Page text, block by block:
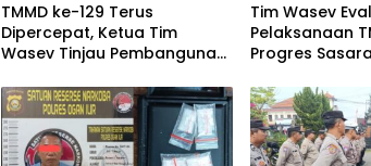
TMMD ke-129 Terus
Dipercepat, Ketua Tim
Wasev Tinjau Pembangunan
Tim Wasev
Pelaksanaan
Progres